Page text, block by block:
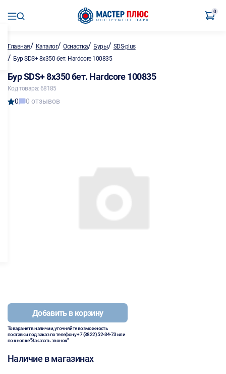
0
Главная/ Каталог/Оснастка/ Буры/ SDS-plus
/ Бур SDS+ 8х350 бет. Hardcore 100835
Бур SDS+ 8х350 бет. Hardcore 100835
Код товара: 68185
0 0 отзывов
Добавить в корзину
Товара нет в наличии, уточняйте возможность
поставки под заказ по телефону+7 (3822) 52-34-73или
по кнопке "Заказать звонок"
Наличие в магазинах